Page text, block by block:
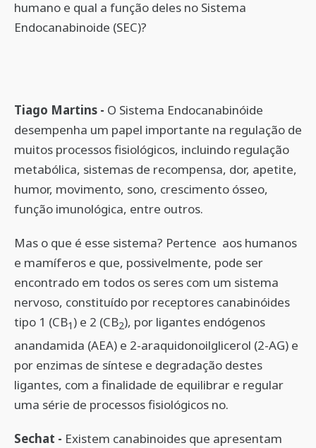
humano e qual a função deles no Sistema
Endocanabinoide (SEC)?
Tiago Martins - O Sistema Endocanabinóide
desempenha um papel importante na regulação de
muitos processos fisiológicos, incluindo regulação
metabólica, sistemas de recompensa, dor, apetite,
humor, movimento, sono, crescimento ósseo,
função imunológica, entre outros.
Mas o que é esse sistema? Pertence aos humanos
e mamíferos e que, possivelmente, pode ser
encontrado em todos os seres com um sistema
nervoso, constituído por receptores canabinóides
tipo 1 (CB1 ) e 2 (CB2), por ligantes endógenos
anandamida (AEA) e 2-araquidonoilglicerol (2-AG) e
por enzimas de síntese e degradação destes
ligantes, com a finalidade de equilibrar e regular
uma série de processos fisiológicos no.
Sechat - Existem canabinoides que apresentam